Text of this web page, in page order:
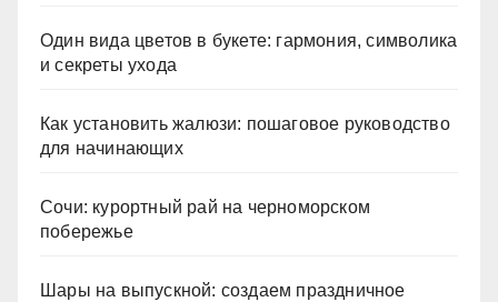
Один вида цветов в букете: гармония, символика
и секреты ухода
Как установить жалюзи: пошаговое руководство
для начинающих
Сочи: курортный рай на черноморском
побережье
Шары на выпускной: создаем праздничное